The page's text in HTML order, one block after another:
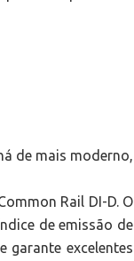
de mais moderno,
Rail DI-D. O
de emissão de
garante excelentes